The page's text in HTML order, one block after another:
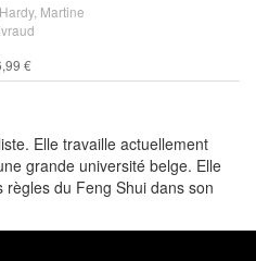
, Martine
€
Elle travaille actuellement
grande université belge. Elle
du Feng Shui dans son